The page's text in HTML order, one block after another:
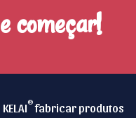
começar!
KELAI®fabricar produtos